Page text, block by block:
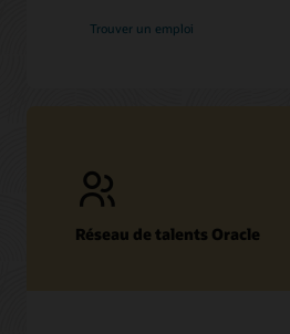
Trouver un emploi
Oracle
Réseau de talents Oracle